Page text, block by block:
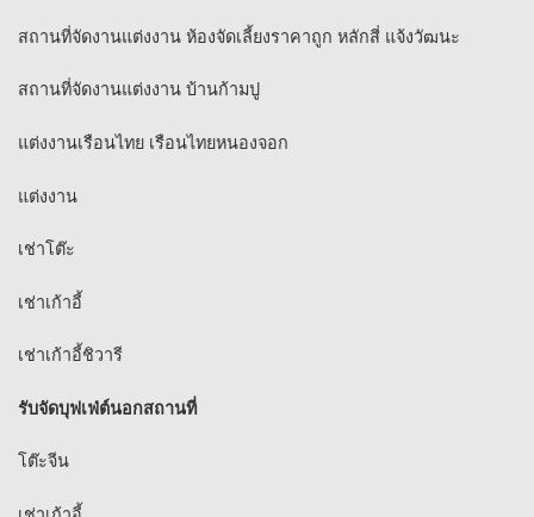
สถานที่จัดงานแต่งงาน ห้องจัดเลี้ยงราคาถูก หลักสี่ แจ้งวัฒนะ
สถานที่จัดงานแต่งงาน บ้านก้ามปู
แต่งงานเรือนไทย เรือนไทยหนองจอก
แต่งงาน
เช่าโต๊ะ
เช่าเก้าอี้
เช่าเก้าอี้ชิวารี
รับจัดบุฟเฟ่ต์นอกสถานที่
โต๊ะจีน